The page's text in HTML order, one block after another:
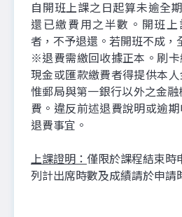
自開班上課之日起算未逾全
還已繳費用之半數。開班
者，不予退還。若開班不成，
※退費需繳回收據正本。刷卡
現金或匯款繳費者得提供本人
惟郵局與第一銀行以外之金
費。違反前述退費說明或逾
退費事宜。
上課證明： 僅限於課程結束時
列計出席時數及成績請於申請